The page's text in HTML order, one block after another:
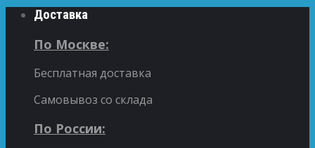
Доставка
По Москве:
Бесплатная доставка
Самовывоз со склада
По России: